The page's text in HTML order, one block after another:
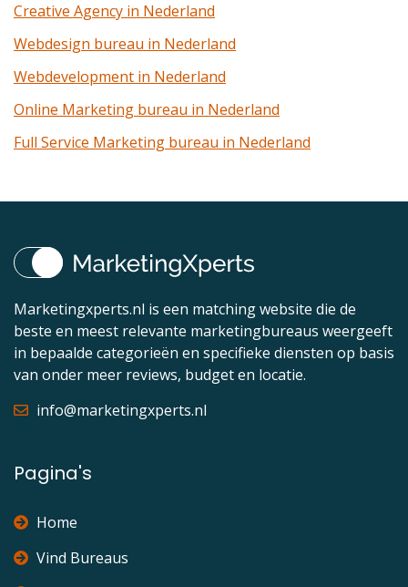
Creative Agency in Nederland
Webdesign bureau in Nederland
Webdevelopment in Nederland
Online Marketing bureau in Nederland
Full Service Marketing bureau in Nederland
Marketingxperts.nl is een matching website die de
beste en meest relevante marketingbureaus weergeeft
in bepaalde categorieën en specifieke diensten op basis
van onder meer reviews, budget en locatie.
info@marketingxperts.nl
Pagina's
Home
Vind Bureaus